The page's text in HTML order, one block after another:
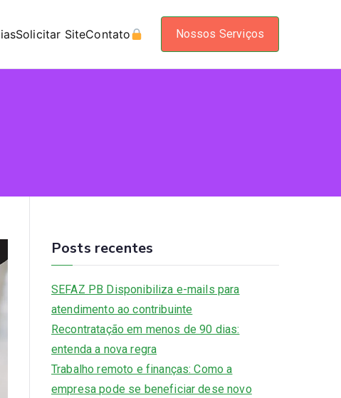
Solicitar SiteContato Nossos Serviços
Posts recentes
SEFAZ PB Disponibiliza e-mails para
atendimento ao contribuinte
Recontratação em menos de 90 dias:
entenda a nova regra
Trabalho remoto e finanças: Como a
empresa pode se beneficiar dese novo